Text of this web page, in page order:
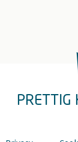
PRETTIG